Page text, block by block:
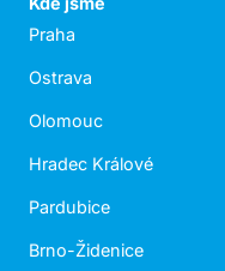
Praha
Ostrava
Olomouc
Hradec Králové
Pardubice
Brno-Židenice